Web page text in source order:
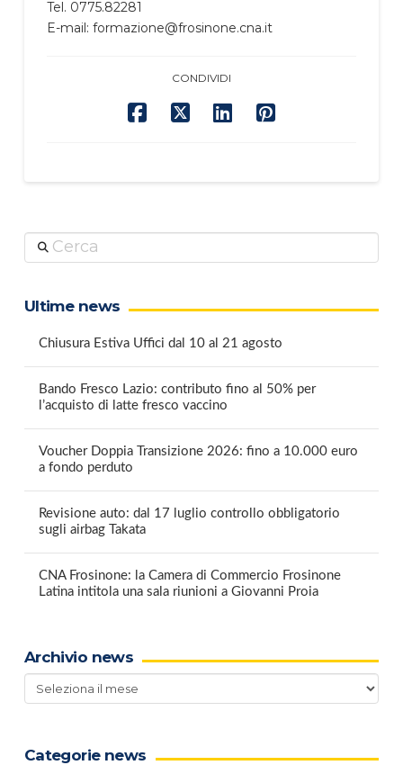
Tel. 0775.82281
E-mail: formazione@frosinone.cna.it
CONDIVIDI
Cerca
Ultime news
Chiusura Estiva Uffici dal 10 al 21 agosto
Bando Fresco Lazio: contributo fino al 50% per
l’acquisto di latte fresco vaccino
Voucher Doppia Transizione 2026: fino a 10.000 euro
a fondo perduto
Revisione auto: dal 17 luglio controllo obbligatorio
sugli airbag Takata
CNA Frosinone: la Camera di Commercio Frosinone
Latina intitola una sala riunioni a Giovanni Proia
Archivio news
Archivio
news
Categorie news